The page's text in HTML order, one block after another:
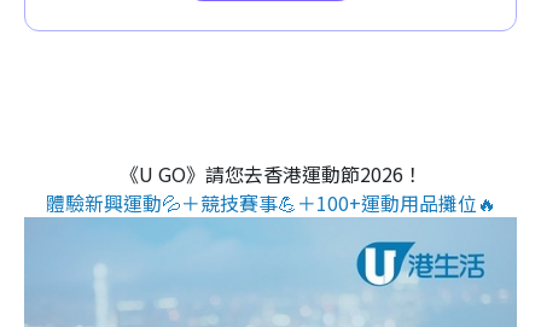
《U GO》請您去香港運動節2026！
體驗新興運動💦＋競技賽事💪＋100+運動用品攤位🔥